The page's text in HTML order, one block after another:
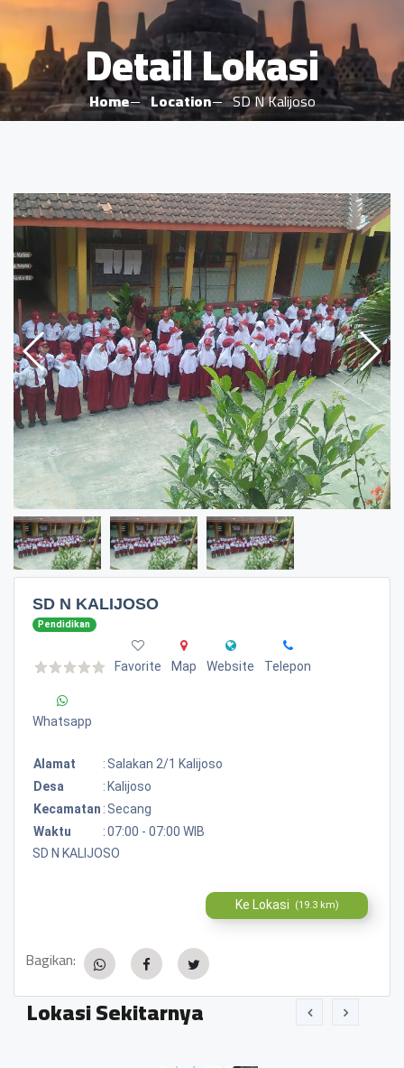
Detail Lokasi
Home Location SD N Kalijoso
SD N KALIJOSO
Pendidikan
Favorite Map Website Telepon
Whatsapp
Alamat : Salakan 2/1 Kalijoso
Desa
: Kalijoso
Kecamatan : Secang
Waktu
:07:00 - 07:00 WIB
SD N KALIJOSO
Ke Lokasi (19.3 km)
Bagikan:
Lokasi Sekitarnya